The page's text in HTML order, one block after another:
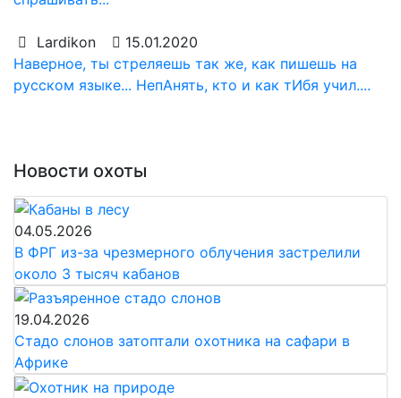
Lardikon
15.01.2020
Наверное, ты стреляешь так же, как пишешь на
русском языке... НепАнять, кто и как тИбя учил....
Новости охоты
04.05.2026
В ФРГ из-за чрезмерного облучения застрелили
около 3 тысяч кабанов
19.04.2026
Стадо слонов затоптали охотника на сафари в
Африке